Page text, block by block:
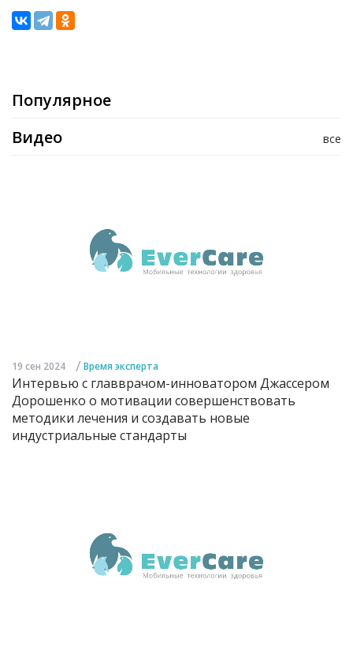
Популярное
все
Видео
19 сен 2024 / Время эксперта
Интервью с главврачом-инноватором Джассером
Дорошенко о мотивации совершенствовать
методики лечения и создавать новые
индустриальные стандарты